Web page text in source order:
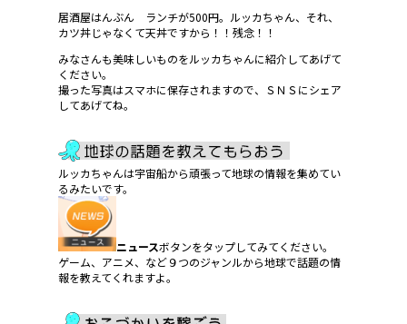
居酒屋はんぶん ランチが500円。ルッカちゃん、それ、
カツ丼じゃなくて天丼ですから！！残念！！
みなさんも美味しいものをルッカちゃんに紹介してあげて
ください。
撮った写真はスマホに保存されますので、ＳＮＳにシェア
してあげてね。
ルッカちゃんは宇宙船から頑張って地球の情報を集めてい
るみたいです。
ニュースボタンをタップしてみてください。
ゲーム、アニメ、など９つのジャンルから地球で話題の情
報を教えてくれますよ。